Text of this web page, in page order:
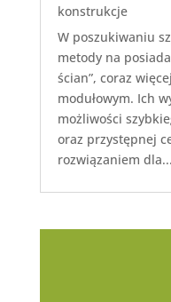
konstrukcje
W poszukiwaniu
metody na
ścian”, coraz
modułowym. Ich
możliwości
oraz przystępnej
rozwiązaniem dla...